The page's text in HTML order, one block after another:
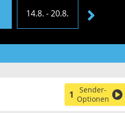
14.8. - 20.8. 21.8. -
1
Sender-
Optionen